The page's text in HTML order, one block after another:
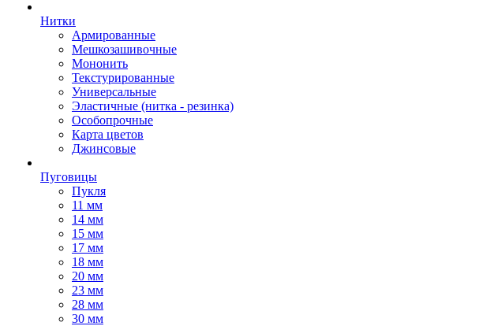
Нитки
Армированные
Мешкозашивочные
Мононить
Текстурированные
Универсальные
Эластичные (нитка - резинка)
Особопрочные
Карта цветов
Джинсовые
Пуговицы
Пукля
11 мм
14 мм
15 мм
17 мм
18 мм
20 мм
23 мм
28 мм
30 мм